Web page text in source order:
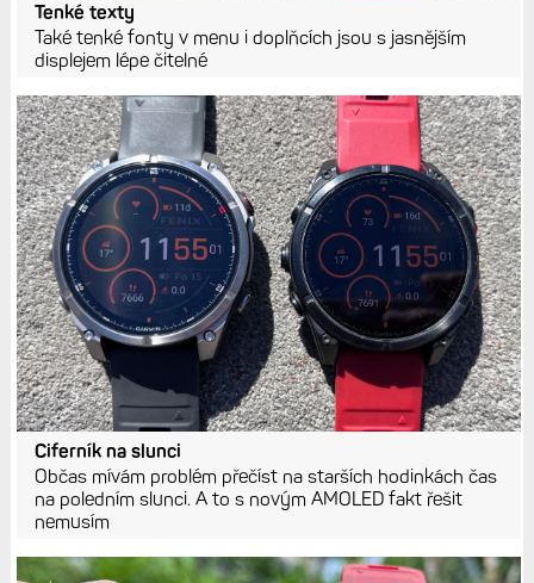
Tenké texty
Také tenké fonty v menu i doplňcích jsou s jasnějším
displejem lépe čitelné
Ciferník na slunci
Občas mívám problém přečíst na starších hodinkách čas
na poledním slunci. A to s novým AMOLED fakt řešit
nemusím